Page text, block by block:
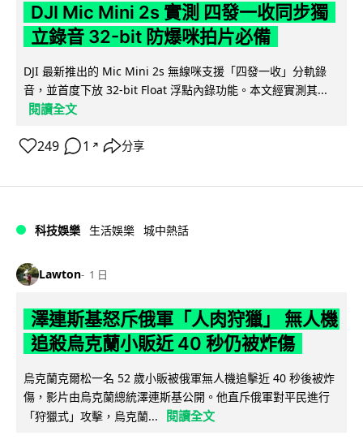
DJI Mic Mini 2s 實測 四發一收同步獨
立錄音 32-bit 防爆咪拍片必備
DJI 最新推出的 Mic Mini 2s 無線咪支援「四發一收」分軌錄
音，並首度下放 32-bit Float 浮點內錄功能。本文經實測其...
閱讀全文
249 1 ↗ 分享
科技娛樂 生活娛樂 城中熱話
Lawton 1 日
澤連斯基怒斥俄軍「人肉狩獵」 無人機
追殺烏克蘭小販近 40 秒仍被炸傷
烏克蘭克爾松一名 52 歲小販被俄軍無人機追擊近 40 秒後被炸
傷，影片由烏克蘭總統澤連斯基公開。他直斥俄軍對平民進行
「狩獵式」攻擊，烏克蘭...
閱讀全文